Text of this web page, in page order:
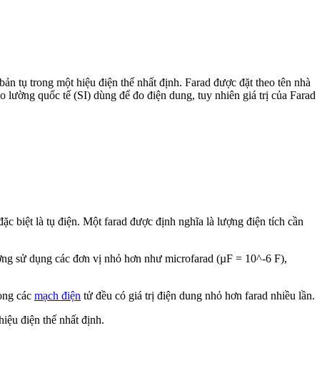
tụ trong một hiệu điện thế nhất định. Farad được đặt theo tên nhà
quốc tế (SI) dùng để đo điện dung, tuy nhiên giá trị của Farad
biệt là tụ điện. Một farad được định nghĩa là lượng điện tích cần
sử dụng các đơn vị nhỏ hơn như microfarad (µF = 10^-6 F),
các mạch điện tử đều có giá trị điện dung nhỏ hơn farad nhiều lần.
điện thế nhất định.